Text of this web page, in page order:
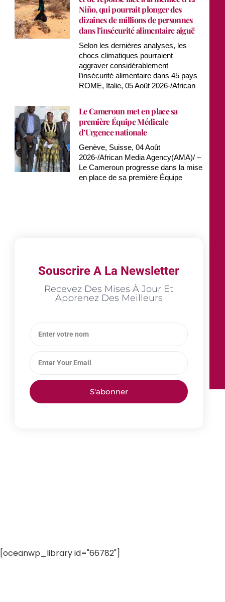
Niño, qui pourrait plonger des
dizaines de millions de personnes
dans l’insécurité alimentaire aiguë
Selon les dernières analyses, les
chocs climatiques pourraient
aggraver considérablement
l’insécurité alimentaire dans 45 pays
ROME, Italie, 05 Août 2026-/African
Le Cameroun met en place sa
première Équipe Médicale
d’Urgence nationale
Genève, Suisse, 04 Août
2026-/African Media Agency(AMA)/ –
Le Cameroun progresse dans la mise
en place de sa première Équipe
Souscrire A La Newsletter
Recevez Des Mises À Jour Et
Apprenez Des Meilleurs
S'abonner
[oceanwp_library id="66782"]